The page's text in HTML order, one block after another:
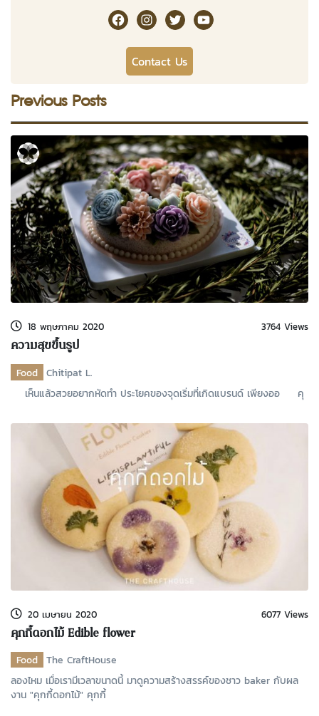
RakDok Channel Facebook
RakDok Channel Instagram
RakDok Twitter
Rakdok Channel
Contact Us
Previous Posts
18 พฤษภาคม 2020 3764 Views
ความสุขขึ้นรูป
Food Chitipat L.
เห็นแล้วสวยอยากหัดทำ ประโยคของจุดเริ่มที่เกิดแบรนด์ เพียงออ คุ
20 เมษายน 2020 6077 Views
คุกกี้ดอกไม้ Edible flower
Food The CraftHouse
ลองไหม เมื่อเรามีเวลาขนาดนี้ มาดูความสร้างสรรค์ของชาว baker กับผล
งาน "คุกกี้ดอกไม้" คุกกี้